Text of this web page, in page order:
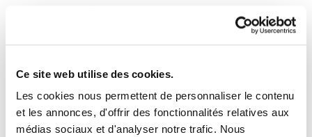
Ce site web utilise des cookies.
Les cookies nous permettent de personnaliser le contenu
et les annonces, d'offrir des fonctionnalités relatives aux
médias sociaux et d'analyser notre trafic. Nous
Lantzen 17 (2)